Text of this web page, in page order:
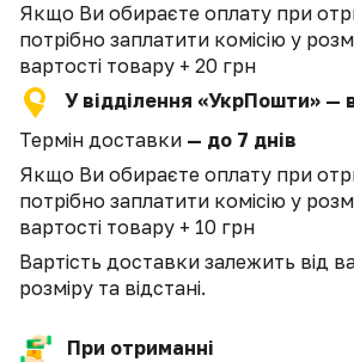
Якщо Ви обираєте оплату при
потрібно заплатити комісію у
вартості товару + 20 грн
У відділення «УкрПошти» —
Термін доставки — до 7 днів
Якщо Ви обираєте оплату при
потрібно заплатити комісію у
вартості товару + 10 грн
Вартість доставки залежить від
розміру та відстані.
При отриманні